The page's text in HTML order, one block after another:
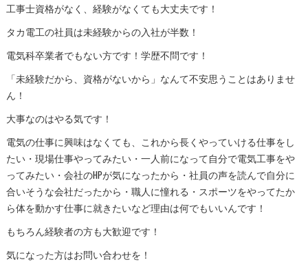
工事士資格がなく、経験がなくても大丈夫です！
タカ電工の社員は未経験からの入社が半数！
電気科卒業者でもない方です！学歴不問です！
「未経験だから、資格がないから」なんて不安思うことはありませ
ん！
大事なのはやる気です！
電気の仕事に興味はなくても、これから長くやっていける仕事をし
たい・現場仕事やってみたい・一人前になって自分で電気工事をや
ってみたい・会社のHPが気になったから・社員の声を読んで自分に
合いそうな会社だったから・職人に憧れる・スポーツをやってたか
ら体を動かす仕事に就きたいなど理由は何でもいいんです！
もちろん経験者の方も大歓迎です！
気になった方はお問い合わせを！